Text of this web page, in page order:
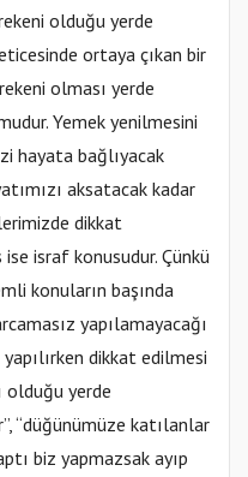
olduğu yerde
ortaya çıkan bir
olması yerde
Yemek yenilmesini
hayata bağlıyacak
aksatacak kadar
dikkat
israf konusudur. Çünkü
konuların başında
yapılamayacağı
dikkat edilmesi
olduğu yerde
“düğünümüze katılanlar
biz yapmazsak ayıp